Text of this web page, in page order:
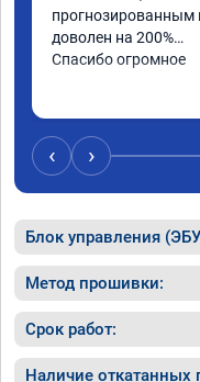
прогнозированным
доволен на 200%
Спасибо огромное
‹ ›
Блок управления
Метод прошивки:
Срок работ:
Наличие откатанных